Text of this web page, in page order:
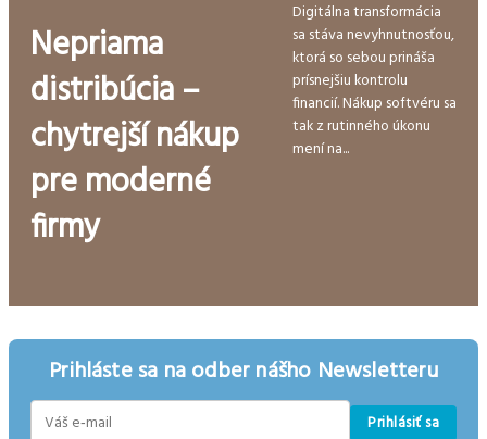
Nepriama
distribúcia –
chytrejší nákup
pre moderné
firmy
Digitálna transformácia
sa stáva nevyhnutnosťou,
ktorá so sebou prináša
prísnejšiu kontrolu
financií. Nákup softvéru sa
tak z rutinného úkonu
mení na...
Prihláste sa na odber nášho Newsletteru
Prihlásiť sa